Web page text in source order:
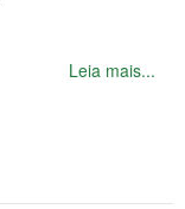
Leia mais...